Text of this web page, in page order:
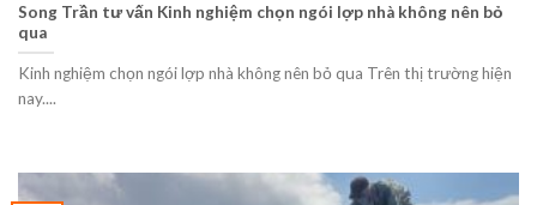
Song Trần tư vấn Kinh nghiệm chọn ngói lợp nhà không nên bỏ
qua
Kinh nghiệm chọn ngói lợp nhà không nên bỏ qua Trên thị trường hiện
nay....